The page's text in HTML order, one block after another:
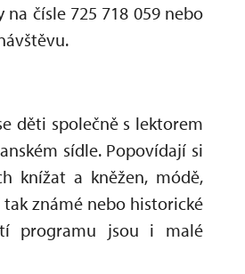
čísle 725 718 059 nebo
děti společně s lektorem
sídle. Popovídají si
knížat a kněžen, módě,
známé nebo historické
programu jsou i malé